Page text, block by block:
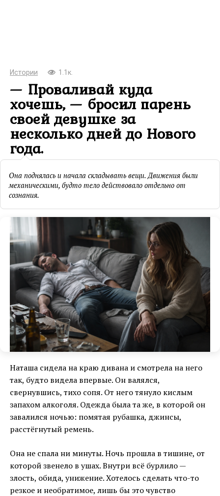
Истории 1.1к.
— Проваливай куда
хочешь, — бросил парень
своей девушке за
несколько дней до Нового
года.
Она поднялась и начала складывать вещи. Движения были
механическими, будто тело действовало отдельно от
сознания.
Наташа сидела на краю дивана и смотрела на него
так, будто видела впервые. Он валялся,
свернувшись, тихо сопя. От него тянуло кислым
запахом алкоголя. Одежда была та же, в которой он
завалился ночью: помятая рубашка, джинсы,
расстёгнутый ремень.
Она не спала ни минуты. Ночь прошла в тишине, от
которой звенело в ушах. Внутри всё бурлило —
злость, обида, унижение. Хотелось сделать что-то
резкое и необратимое, лишь бы это чувство